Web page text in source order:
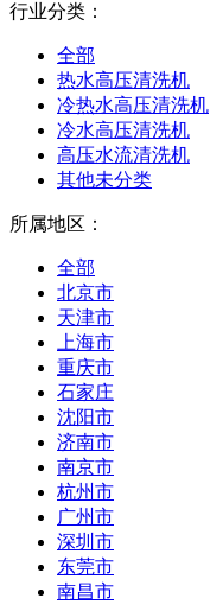
行业分类：
全部
热水高压清洗机
冷热水高压清洗机
冷水高压清洗机
高压水流清洗机
其他未分类
所属地区：
全部
北京市
天津市
上海市
重庆市
石家庄
沈阳市
济南市
南京市
杭州市
广州市
深圳市
东莞市
南昌市